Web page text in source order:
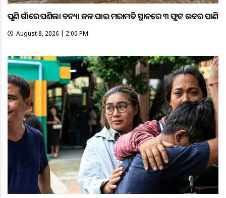
ପୁଣି ଗାଁରେ ପଶିଲା ବନ୍ୟା ଜଳ ଘାଇ ମରାମତି ସ୍ଥାନରେ ୩ ଫୁଟ ଉଚ୍ଚର ପାଣି
August 8, 2026 | 2:00 PM